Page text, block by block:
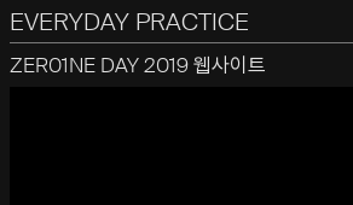
EVERYDAY PRACTICE
일상의실천
ZER01NE DAY 2019 웹사이트